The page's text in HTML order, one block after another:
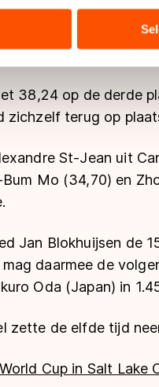
over uw gebruik van
met andere
kunnen gegevens
geldt volgens de
de 15-jarige Min-
Wel verzekerde
meter willen rijden.
38,24 op de derde
zichzelf terug op
St-Jean uit
Mo (34,70) en
Jan Blokhuijsen de
daarmee de
Oda (Japan) in
zette de elfde tijd
Cup in Salt Lake